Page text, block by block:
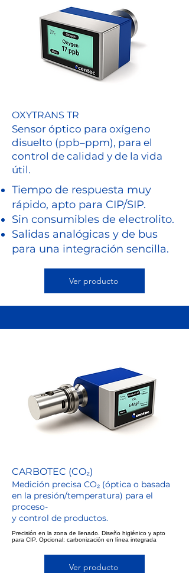
OXYTRANS TR
Sensor óptico para oxígeno
disuelto (ppb–ppm), para el
control de calidad y de la vida
útil.
Tiempo de respuesta muy
rápido, apto para CIP/SIP.
Sin consumibles de electrolito.
Salidas analógicas y de bus
para una integración sencilla.
Ver producto
CARBOTEC (CO₂)
Medición precisa CO₂ (óptica o basada
en la presión/temperatura) para el
proceso-
y control de productos.
Precisión en la zona de llenado. Diseño higiénico y apto
para CIP. Opcional: carbonización en línea integrada
Ver producto